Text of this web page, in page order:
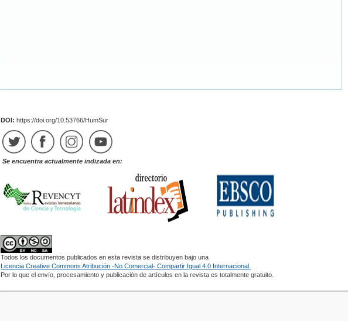
DOI: https://doi.org/10.53766/HumSur
Se encuentra actualmente indizada en:
Todos los documentos publicados en esta revista se distribuyen bajo una
Licencia Creative Commons Atribución -No Comercial- Compartir Igual 4.0 Internacional.
Por lo que el envío, procesamiento y publicación de artículos en la revista es totalmente gratuito.